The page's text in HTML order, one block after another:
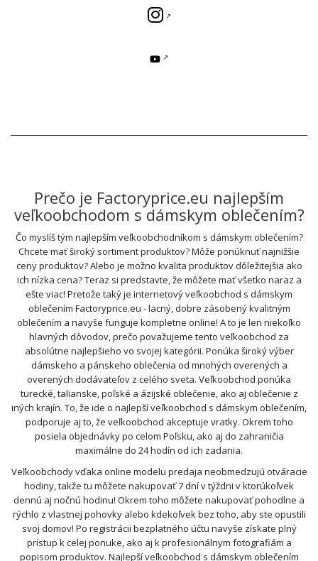
Prečo je Factoryprice.eu najlepším
veľkoobchodom s dámskym oblečením?
Čo myslíš tým najlepším veľkoobchodníkom s dámskym oblečením?
Chcete mať široký sortiment produktov? Môže ponúknuť najnižšie
ceny produktov? Alebo je možno kvalita produktov dôležitejšia ako
ich nízka cena? Teraz si predstavte, že môžete mať všetko naraz a
ešte viac! Pretože taký je internetový veľkoobchod s dámskym
oblečením Factoryprice.eu - lacný, dobre zásobený kvalitným
oblečením a navyše funguje kompletne online! A to je len niekoľko
hlavných dôvodov, prečo považujeme tento veľkoobchod za
absolútne najlepšieho vo svojej kategórii. Ponúka široký výber
dámskeho a pánskeho oblečenia od mnohých overených a
overených dodávateľov z celého sveta. Veľkoobchod ponúka
turecké, talianske, poľské a ázijské oblečenie, ako aj oblečenie z
iných krajín. To, že ide o najlepší veľkoobchod s dámskym oblečením,
podporuje aj to, že veľkoobchod akceptuje vratky. Okrem toho
posiela objednávky po celom Poľsku, ako aj do zahraničia
maximálne do 24 hodín od ich zadania.
Veľkoobchody vďaka online modelu predaja neobmedzujú otváracie
hodiny, takže tu môžete nakupovať 7 dní v týždni v ktorúkoľvek
dennú aj nočnú hodinu! Okrem toho môžete nakupovať pohodlne a
rýchlo z vlastnej pohovky alebo kdekoľvek bez toho, aby ste opustili
svoj domov! Po registrácii bezplatného účtu navyše získate plný
prístup k celej ponuke, ako aj k profesionálnym fotografiám a
popisom produktov. Najlepší veľkoobchod s dámskym oblečením